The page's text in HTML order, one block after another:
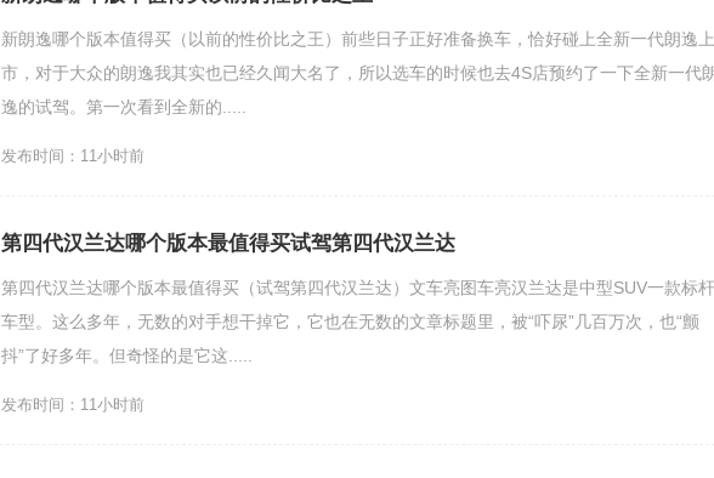
新朗逸哪个版本值得买（以前的性价比之王）前些日子正好准备换车，恰好碰上全新一代朗逸上
市，对于大众的朗逸我其实也已经久闻大名了，所以选车的时候也去4S店预约了一下全新一代
逸的试驾。第一次看到全新的.....
发布时间：11小时前
第四代汉兰达哪个版本最值得买试驾第四代汉兰达
第四代汉兰达哪个版本最值得买（试驾第四代汉兰达）文车亮图车亮汉兰达是中型SUV一款标杆
车型。这么多年，无数的对手想干掉它，它也在无数的文章标题里，被“吓尿”几百万次，也“颤
抖”了好多年。但奇怪的是它这.....
发布时间：11小时前